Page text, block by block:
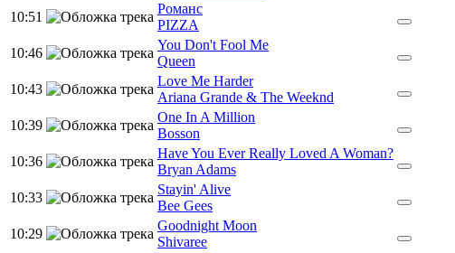
10:51
Романс
PIZZA
10:46
You Don't Fool Me
Queen
10:43
Love Me Harder
Ariana Grande & The Weeknd
10:39
One In A Million
Bosson
10:36
Have You Ever Really Loved A Woman?
Bryan Adams
10:33
Stayin' Alive
Bee Gees
10:29
Goodnight Moon
Shivaree